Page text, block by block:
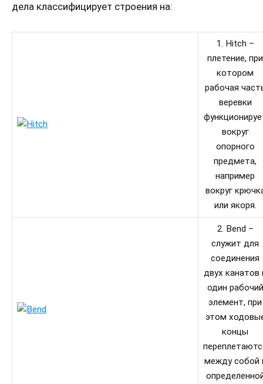
дела классифицирует строения на:
1. Hitch –
плетение, при
котором
рабочая
веревки
вокруг
опорного
предмета,
например
вокруг
или якоря.
2. Bend –
служит для
соединения
двух канатов
один рабочий
элемент, при
этом
концы
между собой